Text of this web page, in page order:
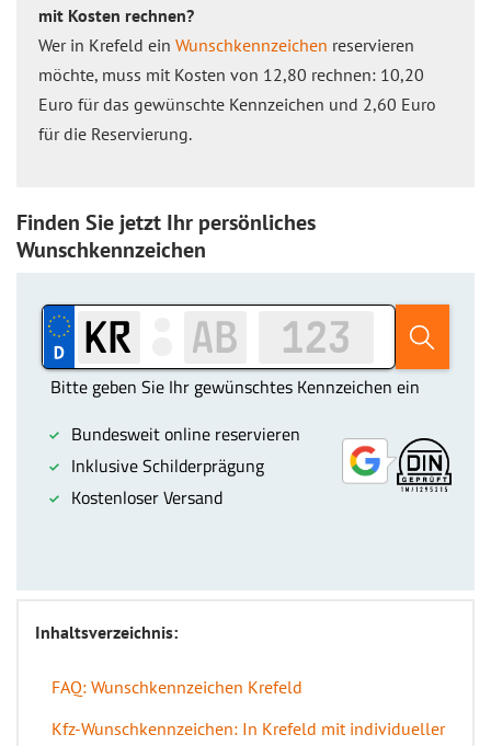
mit Kosten rechnen?
Wer in Krefeld ein Wunschkennzeichen reservieren
möchte, muss mit Kosten von 12,80 rechnen: 10,20
Euro für das gewünschte Kennzeichen und 2,60 Euro
für die Reservierung.
Finden Sie jetzt Ihr persönliches
Wunschkennzeichen
Inhaltsverzeichnis:
FAQ: Wunschkennzeichen Krefeld
Kfz-Wunschkennzeichen: In Krefeld mit individueller